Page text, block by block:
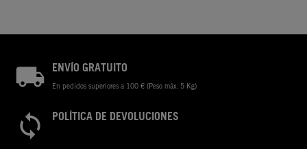
ENVÍO GRATUITO
En pedidos superiores a 100 € (Peso máx. 5 Kg)
POLÍTICA DE DEVOLUCIONES